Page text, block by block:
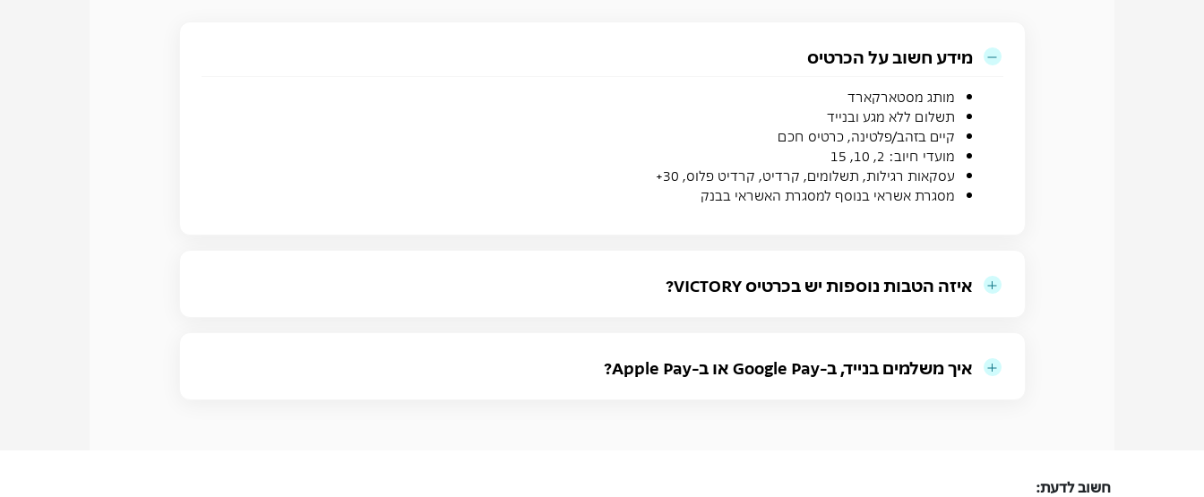
מידע חשוב על הכרטיס
מותג מסטארקארד
תשלום ללא מגע ובנייד
קיים בזהב/פלטינה, כרטיס חכם
מועדי חיוב: 2, 10, 15
עסקאות רגילות, תשלומים, קרדיט, קרדיט פלוס, 30+
מסגרת אשראי בנוסף למסגרת האשראי בבנק
איזה הטבות נוספות יש בכרטיס VICTORY?
איך משלמים בנייד, ב-Google Pay או ב-Apple Pay?
חשוב לדעת: